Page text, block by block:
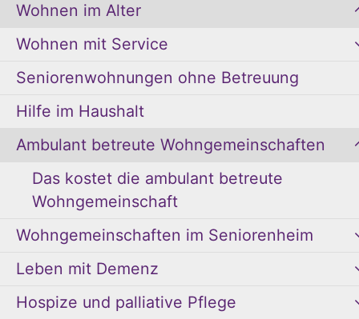
Wohnen im Alter
Wohnen mit Service
Seniorenwohnungen ohne Betreuung
Hilfe im Haushalt
Ambulant betreute Wohngemeinschaften
Das kostet die ambulant betreute
Wohngemeinschaft
Wohngemeinschaften im Seniorenheim
Leben mit Demenz
Hospize und palliative Pflege